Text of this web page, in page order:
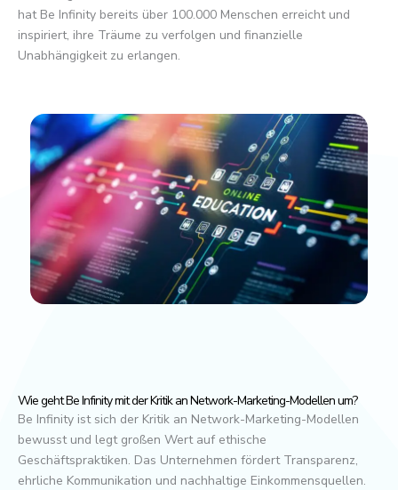
hat Be Infinity bereits über 100.000 Menschen erreicht und
inspiriert, ihre Träume zu verfolgen und finanzielle
Unabhängigkeit zu erlangen.
Wie geht Be Infinity mit der Kritik an Network-Marketing-Modellen um?
Be Infinity ist sich der Kritik an Network-Marketing-Modellen
bewusst und legt großen Wert auf ethische
Geschäftspraktiken. Das Unternehmen fördert Transparenz,
ehrliche Kommunikation und nachhaltige Einkommensquellen.